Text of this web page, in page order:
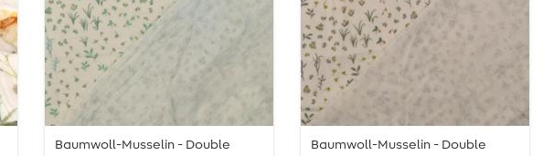
Baumwoll-Musselin - Double
Baumwoll-Musselin - Double